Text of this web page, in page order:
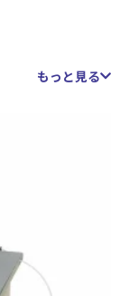
もっと見る